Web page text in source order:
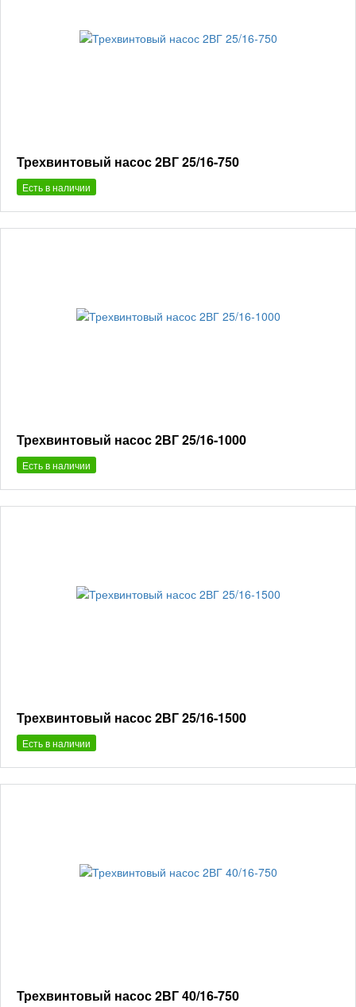
Трехвинтовый насос 2ВГ 25/16-750
Есть в наличии
Трехвинтовый насос 2ВГ 25/16-1000
Есть в наличии
Трехвинтовый насос 2ВГ 25/16-1500
Есть в наличии
Трехвинтовый насос 2ВГ 40/16-750